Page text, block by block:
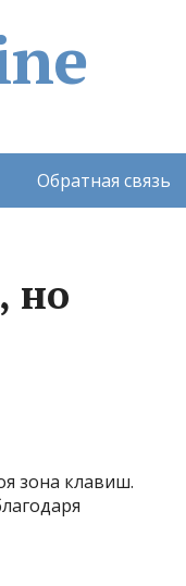
Обратная связь
но
зона клавиш.